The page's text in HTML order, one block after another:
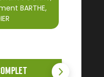
BARTHE,